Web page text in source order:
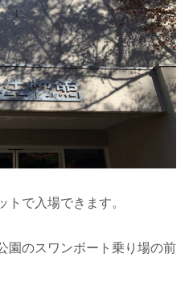
トで入場できます。
園のスワンボート乗り場の前